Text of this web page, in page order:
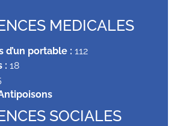
MEDICALES
d’un portable : 112
: 18
SOCIALES